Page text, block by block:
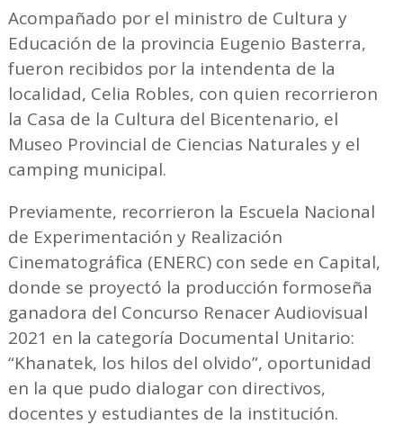
Acompañado por el ministro de Cultura y
Educación de la provincia Eugenio Basterra,
fueron recibidos por la intendenta de la
localidad, Celia Robles, con quien recorrieron
la Casa de la Cultura del Bicentenario, el
Museo Provincial de Ciencias Naturales y el
camping municipal.
Previamente, recorrieron la Escuela Nacional
de Experimentación y Realización
Cinematográfica (ENERC) con sede en Capital,
donde se proyectó la producción formoseña
ganadora del Concurso Renacer Audiovisual
2021 en la categoría Documental Unitario:
“Khanatek, los hilos del olvido”, oportunidad
en la que pudo dialogar con directivos,
docentes y estudiantes de la institución.